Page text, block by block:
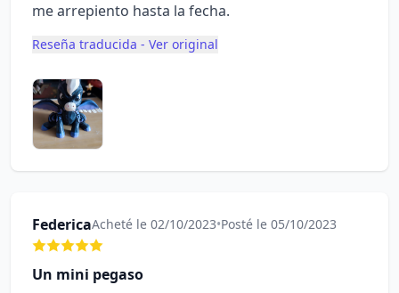
me arrepiento hasta la fecha.
Reseña traducida - Ver original
FedericaAcheté le 02/10/2023•Posté le 05/10/2023
Un mini pegaso